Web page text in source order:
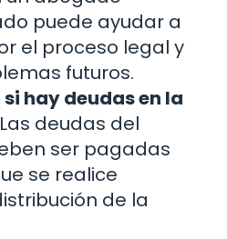
puede ayudar a
el proceso legal y
futuros.
si hay deudas en la
Las deudas del
ser pagadas
se realice
de la